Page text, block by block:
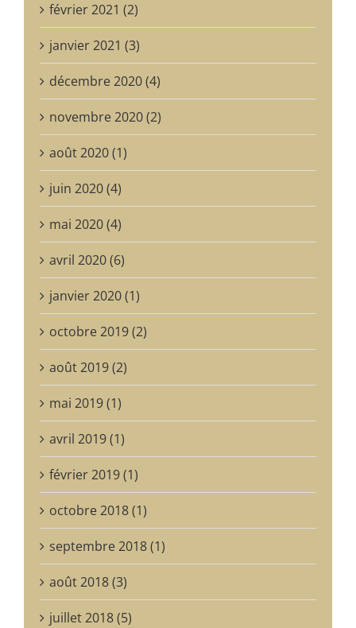
février 2021 (2)
janvier 2021 (3)
décembre 2020 (4)
novembre 2020 (2)
août 2020 (1)
juin 2020 (4)
mai 2020 (4)
avril 2020 (6)
janvier 2020 (1)
octobre 2019 (2)
août 2019 (2)
mai 2019 (1)
avril 2019 (1)
février 2019 (1)
octobre 2018 (1)
septembre 2018 (1)
août 2018 (3)
juillet 2018 (5)